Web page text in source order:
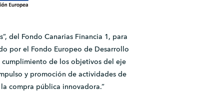
del Fondo Canarias Financia 1, para
por el Fondo Europeo de Desarrollo
cumplimiento de los objetivos del eje
y promoción de actividades de
compra pública innovadora.”